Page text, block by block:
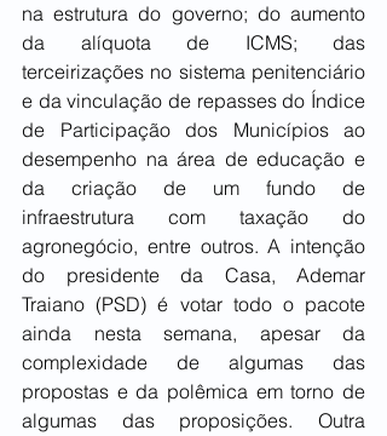
na estrutura do governo; do aumento
da alíquota de ICMS; das
terceirizações no sistema penitenciário
e da vinculação de repasses do Índice
de Participação dos Municípios ao
desempenho na área de educação e
da criação de um fundo de
infraestrutura com taxação do
agronegócio, entre outros. A intenção
do presidente da Casa, Ademar
Traiano (PSD) é votar todo o pacote
ainda nesta semana, apesar da
complexidade de algumas das
propostas e da polêmica em torno de
algumas das proposições. Outra